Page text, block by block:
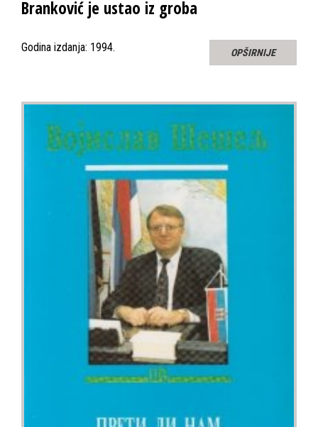
Branković je ustao iz groba
Godina izdanja: 1994. OPŠIRNIJE